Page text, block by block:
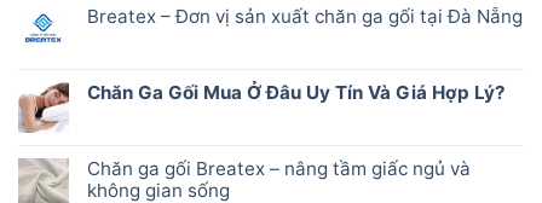
Breatex – Đơn vị sản xuất chăn ga gối tại Đà Nẵng
Chăn Ga Gối Mua Ở Đâu Uy Tín Và Giá Hợp Lý?
Chăn ga gối Breatex – nâng tầm giấc ngủ và
không gian sống